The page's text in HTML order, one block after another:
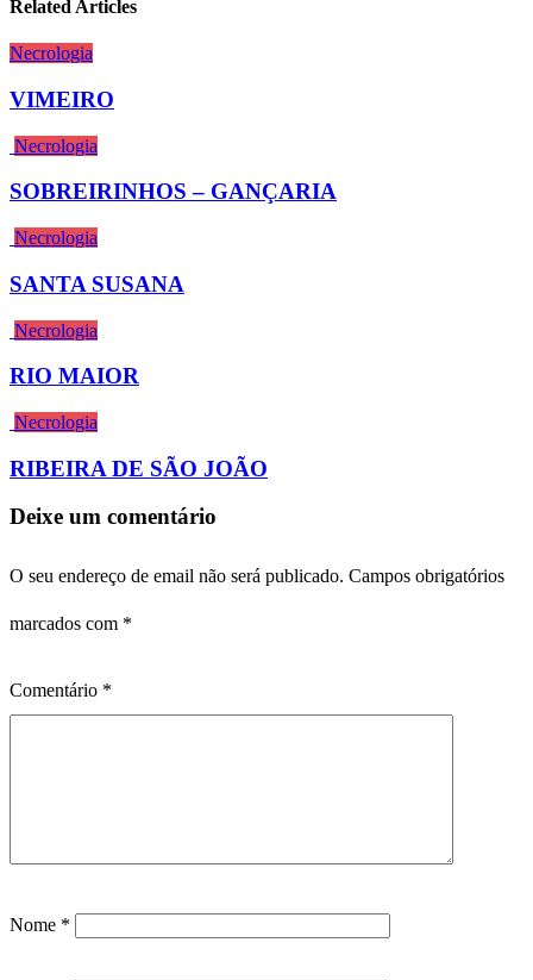
Related Articles
Necrologia
VIMEIRO
Necrologia
SOBREIRINHOS – GANÇARIA
Necrologia
SANTA SUSANA
Necrologia
RIO MAIOR
Necrologia
RIBEIRA DE SÃO JOÃO
Deixe um comentário
O seu endereço de email não será publicado. Campos obrigatórios
marcados com *
Comentário *
Nome *